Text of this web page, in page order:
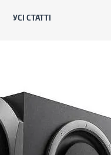
УСІ СТАТТІ